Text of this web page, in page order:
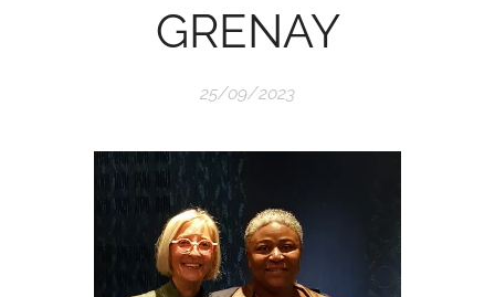
GRENAY
25/09/2023